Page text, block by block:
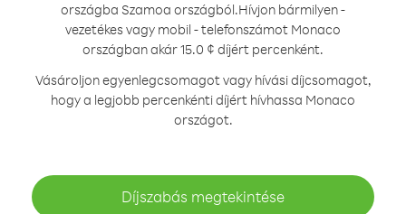
országba Szamoa országból.Hívjon bármilyen -
vezetékes vagy mobil - telefonszámot Monaco
országban akár 15.0 ¢ díjért percenként.
Vásároljon egyenlegcsomagot vagy hívási díjcsomagot,
hogy a legjobb percenkénti díjért hívhassa Monaco
országot.
Díjszabás megtekintése